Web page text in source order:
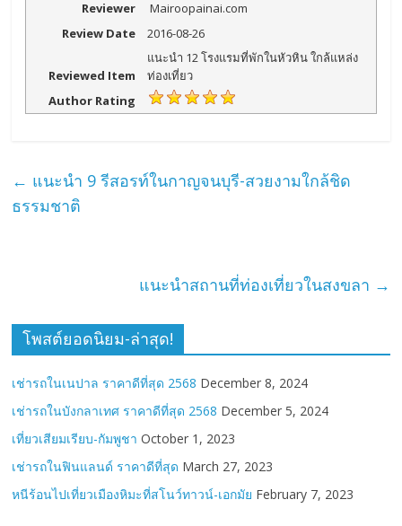
Reviewer
Mairoopainai.com
Review Date
2016-08-26
Reviewed Item
แนะนำ 12 โรงแรมที่พักในหัวหิน ใกล้แหล่ง
ท่องเที่ยว
Author Rating
← แนะนำ 9 รีสอรท์ในกาญจนบุรี-สวยงามใกล้ชิด
ธรรมชาติ
แนะนำสถานที่ท่องเที่ยวในสงขลา →
โพสต์ยอดนิยม-ล่าสุด!
เช่ารถในเนปาล ราคาดีที่สุด 2568 December 8, 2024
เช่ารถในบังกลาเทศ ราคาดีที่สุด 2568 December 5, 2024
เที่ยวเสียมเรียบ-กัมพูชา October 1, 2023
เช่ารถในฟินแลนด์ ราคาดีที่สุด March 27, 2023
หนีร้อนไปเที่ยวเมืองหิมะที่สโนว์ทาวน์-เอกมัย February 7, 2023